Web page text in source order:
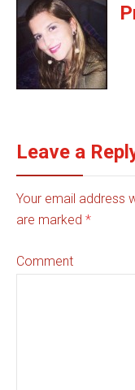
Leave a
Your email address
are marked *
Comment